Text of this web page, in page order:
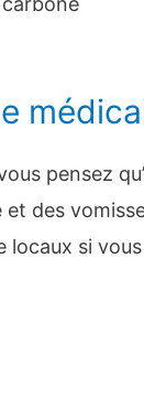
pensez
et des
locaux si